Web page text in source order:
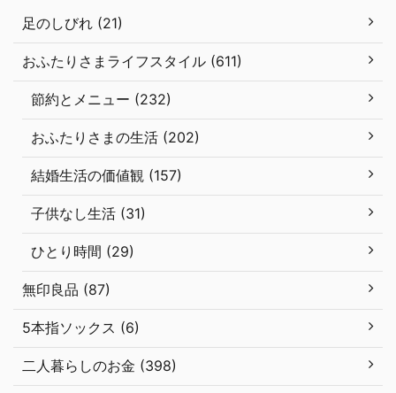
足のしびれ (21)
おふたりさまライフスタイル (611)
節約とメニュー (232)
おふたりさまの生活 (202)
結婚生活の価値観 (157)
子供なし生活 (31)
ひとり時間 (29)
無印良品 (87)
5本指ソックス (6)
二人暮らしのお金 (398)